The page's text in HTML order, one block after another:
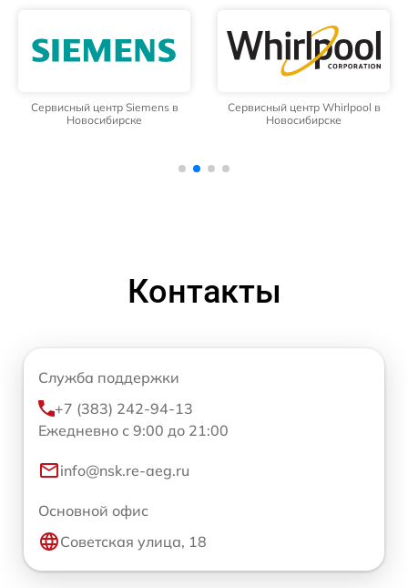
Сервисный центр Siemens в
Новосибирске
Сервисный центр Whirlpool в
Новосибирске
Контакты
Служба поддержки
+7 (383) 242-94-13
Ежедневно с 9:00 до 21:00
info@nsk.re-aeg.ru
Основной офис
Советская улица, 18